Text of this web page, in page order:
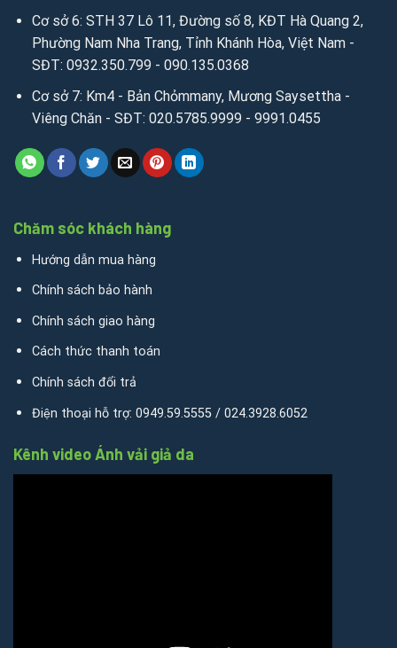
Người đăng: Mr Kim Cương
Cơ sở 6: STH 37 Lô 11, Đường số 8, KĐT Hà Quang 2,
Phường Nam Nha Trang, Tỉnh Khánh Hòa, Việt Nam -
SĐT: 0932.350.799 - 090.135.0368
Cơ sở 7: Km4 - Bản Chỏmmany, Mương Saysettha -
Viêng Chăn - SĐT: 020.5785.9999 - 9991.0455
Chăm sóc khách hàng
Hướng dẫn mua hàng
Chính sách bảo hành
Chính sách giao hàng
Cách thức thanh toán
Chính sách đổi trả
Điện thoại hỗ trợ: 0949.59.5555 / 024.3928.6052
Kênh video Ánh vải giả da